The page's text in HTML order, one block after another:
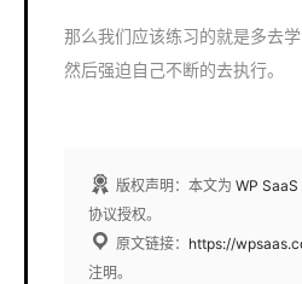
那么我们应该练习的就是多去学
然后强迫自己不断的去执行。
版权声明：本文为 WP SaaS
协议授权。
原文链接： https://
注明。